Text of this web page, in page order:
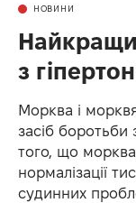
НОВИНИ
з
Морква і
засіб боротьби
того, що
нормалізації
судинних